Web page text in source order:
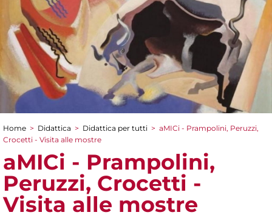
Tu sei qui
Home > Didattica > Didattica per tutti > aMICi - Prampolini, Peruzzi,
Crocetti - Visita alle mostre
aMICi - Prampolini,
Peruzzi, Crocetti -
Visita alle mostre